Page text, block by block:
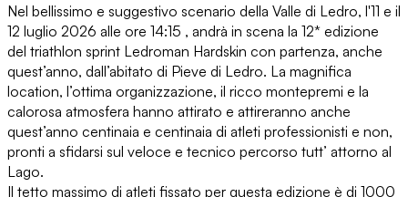
Nel bellissimo e suggestivo scenario della Valle di Ledro, l'11 e il
12 luglio 2026 alle ore 14:15 , andrà in scena la 12* edizione
del triathlon sprint Ledroman Hardskin con partenza, anche
quest’anno, dall’abitato di Pieve di Ledro. La magnifica
location, l’ottima organizzazione, il ricco montepremi e la
calorosa atmosfera hanno attirato e attireranno anche
quest’anno centinaia e centinaia di atleti professionisti e non,
pronti a sfidarsi sul veloce e tecnico percorso tutt’ attorno al
Lago.
Il tetto massimo di atleti fissato per questa edizione è di 1000